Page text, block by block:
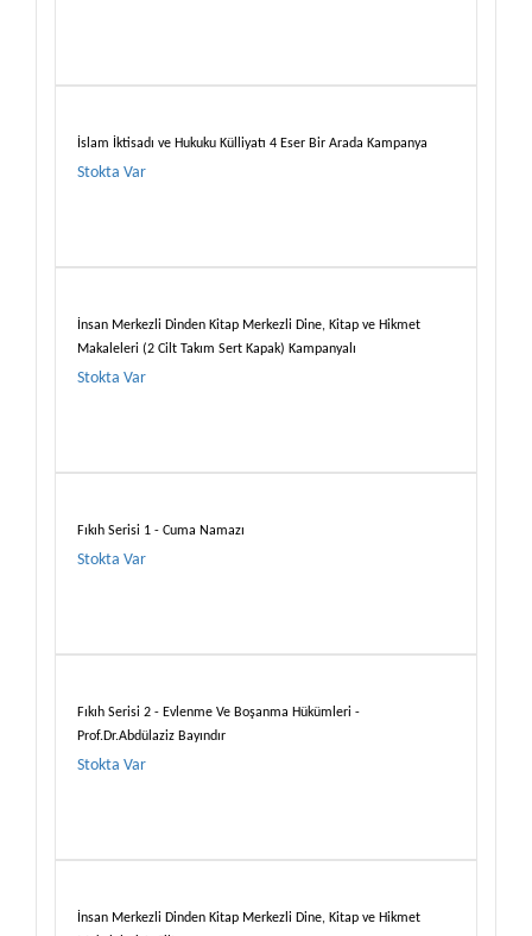
İslam İktisadı ve Hukuku Külliyatı 4 Eser Bir Arada Kampanya
İnsan Merkezli Dinden Kitap Merkezli Dine, Kitap ve Hikmet
Makaleleri (2 Cilt Takım Sert Kapak) Kampanyalı
Fıkıh Serisi 1 - Cuma Namazı
Fıkıh Serisi 2 - Evlenme Ve Boşanma Hükümleri -
Prof.Dr.Abdülaziz Bayındır